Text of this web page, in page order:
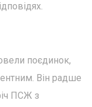
поєдинок,
Він радше
ПСЖ з